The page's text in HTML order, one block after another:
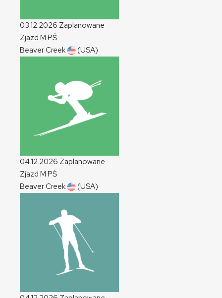
03.12.2026 Zaplanowane
Zjazd M PŚ
Beaver Creek
(USA)
04.12.2026 Zaplanowane
Zjazd M PŚ
Beaver Creek
(USA)